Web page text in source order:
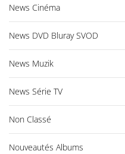
News Cinéma
News DVD Bluray SVOD
News Muzik
News Série TV
Non Classé
Nouveautés Albums